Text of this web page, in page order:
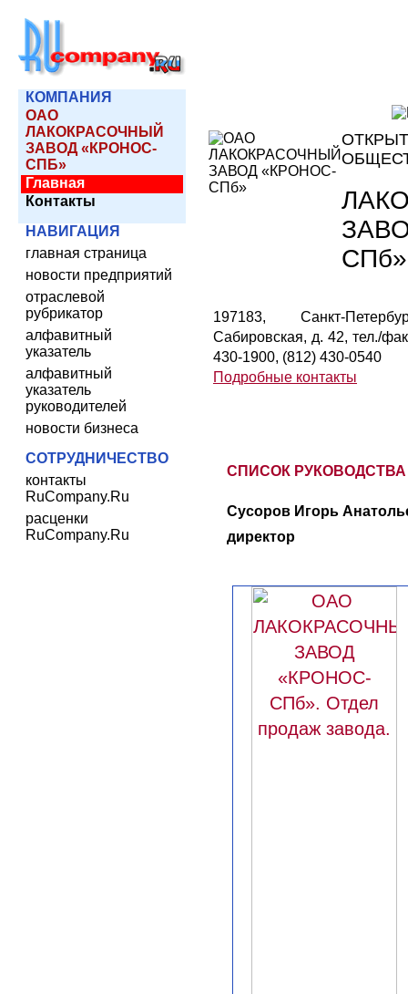
КОМПАНИЯ
ОАО
ЛАКОКРАСОЧНЫЙ
ЗАВОД «КРОНОС-
СПБ»
Главная
Контакты
НАВИГАЦИЯ
главная страница
новости предприятий
отраслевой
рубрикатор
алфавитный
указатель
алфавитный
указатель
руководителей
новости бизнеса
СОТРУДНИЧЕСТВО
контакты
RuCompany.Ru
расценки
RuCompany.Ru
СПб»
197183, Санкт-
Сабировская, д. 42, тел./
430-1900, (812) 430-0540
Подробные контакты
СПИСОК РУКОВОДСТВА
Сусоров Игорь
директор